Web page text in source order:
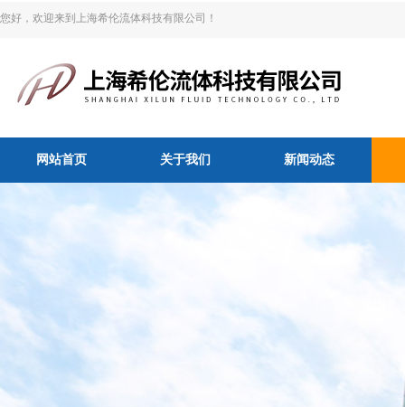
您好，欢迎来到上海希伦流体科技有限公司！
网站首页 关于我们 新闻动态